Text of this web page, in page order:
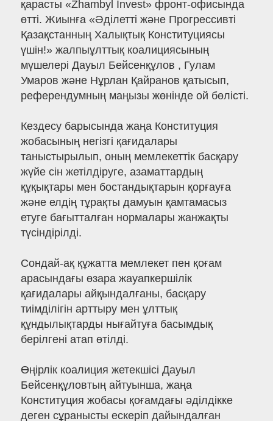
қарасты «Zhambyl Invest» фронт-офисында
өтті. Жиынға «Әділетті және Прогрессивті
Қазақстанның Халықтық Конституциясы
үшін!» жалпыұлттық коалициясының
мүшелері Дауыл Бейсенқұлов , Гулам
Умаров және Нұрлан Қайранов қатысып,
референдумның маңызы жөнінде ой бөлісті.
Кездесу барысында жаңа Конституция
жобасының негізгі қағидалары
таныстырылып, оның мемлекеттік басқару
жүйе сін жетілдіруге, азаматтардың
құқықтары мен бостандықтарын қорғауға
және елдің тұрақты дамуын қамтамасыз
етуге бағытталған нормалары жанжақты
түсіндірілді.
Сондай-ақ құжатта мемлекет пен қоғам
арасындағы өзара жауапкершілік
қағидалары айқындалғаны, басқару
тиімділігін арттыру мен ұлттық
құндылықтарды нығайтуға басымдық
берілгені атап өтілді.
Өңірлік коалиция жетекшісі Дауыл
Бейсенқұловтың айтуынша, жаңа
Конституция жобасы қоғамдағы әділдікке
деген сұранысты ескеріп дайындалған